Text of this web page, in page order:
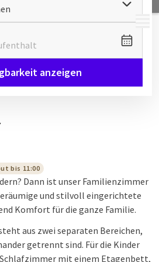
MENÜ
anzeigen
bis 11:00
Dann ist unser Familienzimmer
und stilvoll eingerichtete
Komfort für die ganze Familie.
aus zwei separaten Bereichen,
getrennt sind. Für die Kinder
mit einem Etagenbett,